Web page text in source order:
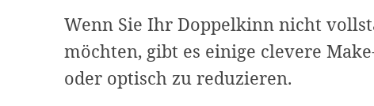
Wenn Sie Ihr Doppelkinn nicht
möchten, gibt es einige clevere
oder optisch zu reduzieren.